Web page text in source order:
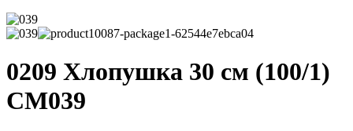
0209 Хлопушка 30 см (100/1)
CM039